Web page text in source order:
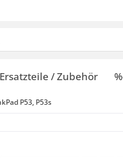
Ersatzteile / Zubehör
P53, P53s